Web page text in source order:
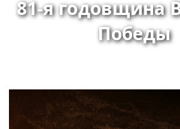
81-я годовщина
Победы